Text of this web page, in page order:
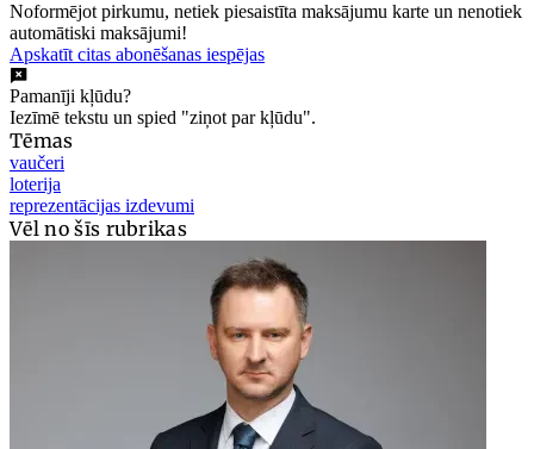
Noformējot pirkumu, netiek piesaistīta maksājumu karte un nenotiek
automātiski maksājumi!
Apskatīt citas abonēšanas iespējas
Pamanīji kļūdu?
Iezīmē tekstu un spied "ziņot par kļūdu".
Tēmas
vaučeri
loterija
reprezentācijas izdevumi
Vēl no šīs rubrikas